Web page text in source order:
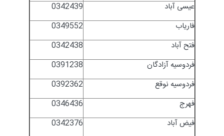
0342439
عیسی آباد
0349552
فاریاب
0342438
فتح آباد
0391238
فردوسیه آزادگان
0392362
فردوسیه نوقع
0346436
فهرج
0342376
فیض آباد